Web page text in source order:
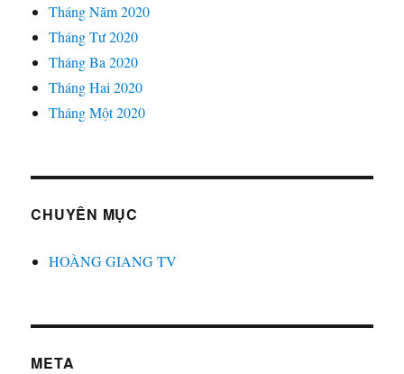
Tháng Năm 2020
Tháng Tư 2020
Tháng Ba 2020
Tháng Hai 2020
Tháng Một 2020
CHUYÊN MỤC
HOÀNG GIANG TV
META